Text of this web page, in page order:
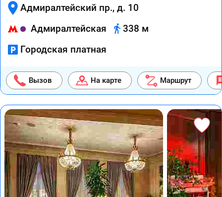
Адмиралтейский пр., д. 10
Адмиралтейская
338 м
Городская платная
Вызов На карте Маршрут